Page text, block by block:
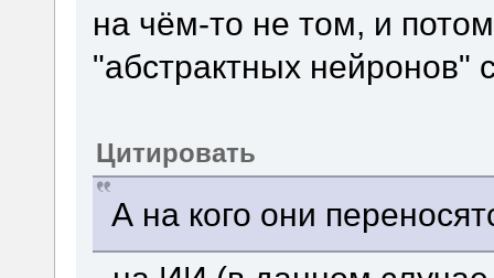
на чём-то не том, и
"абстрактных нейронов"
Цитировать
А на кого они